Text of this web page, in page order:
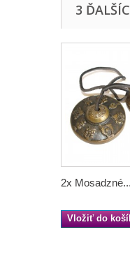
3
2x Mosadzné...
Vložiť do